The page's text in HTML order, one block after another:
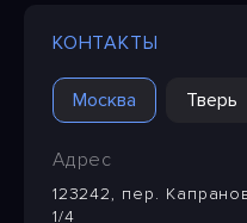
КОНТАКТЫ
Москва Тверь
Адрес
123242, пер.
1/4